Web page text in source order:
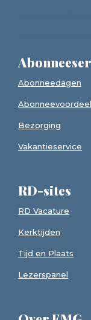
Abonneedagen
Abonneevoordeel
Bezorging
Vakantieservice
RD-sites
RD Vacature
Kerktijden
Tijd en Plaats
Lezerspanel